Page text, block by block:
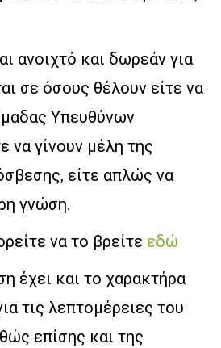
ανοιχτό και δωρεάν για
σε όσους θέλουν είτε να
Υπευθύνων
να γίνουν μέλη της
είτε απλώς να
γνώση.
να το βρείτε εδώ
έχει και το χαρακτήρα
τις λεπτομέρειες του
επίσης και της